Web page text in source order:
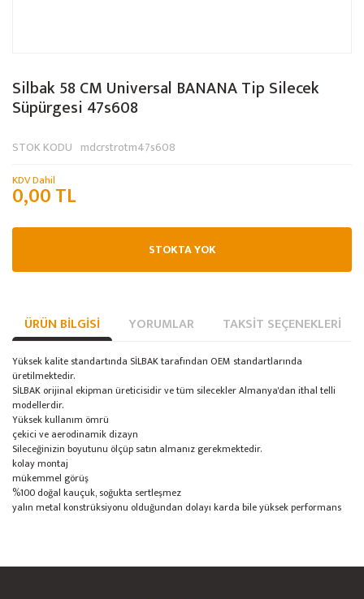
Silbak 58 CM Universal BANANA Tip Silecek
Süpürgesi 47s608
STOK KODU mdcrstrotm47s608
KDV Dahil
0,00 TL
STOKTA YOK
ÜRÜN BILGISI YORUMLAR TAKSIT SEÇENEKLERI
Yüksek kalite standartında SİLBAK tarafından OEM standartlarında
üretilmektedir.
SİLBAK orijinal ekipman üreticisidir ve tüm silecekler Almanya'dan ithal telli
modellerdir.
Yüksek kullanım ömrü
çekici ve aerodinamik dizayn
Sileceğinizin boyutunu ölçüp satın almanız gerekmektedir.
kolay montaj
mükemmel görüş
%100 doğal kauçuk, soğukta sertleşmez
yalın metal konstrüksiyonu olduğundan dolayı karda bile yüksek performans
Bu ürüne ilk yorumu siz yapın!
yetersiz gördüğünüz noktaları öneri formunu kullanarak tarafımıza